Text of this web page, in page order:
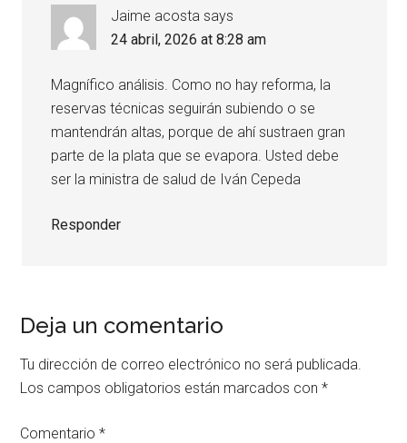
Jaime acosta says
24 abril, 2026 at 8:28 am
Magnífico análisis. Como no hay reforma, la
reservas técnicas seguirán subiendo o se
mantendrán altas, porque de ahí sustraen gran
parte de la plata que se evapora. Usted debe
ser la ministra de salud de Iván Cepeda
Responder
Deja un comentario
Tu dirección de correo electrónico no será publicada.
Los campos obligatorios están marcados con*
Comentario*